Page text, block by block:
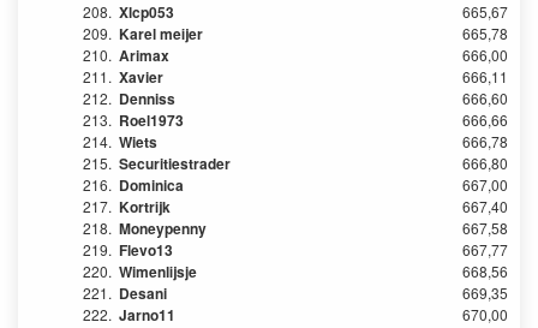
208. Xlcp053
665,67
209. Karel meijer
665,78
210. Arimax
666,00
211. Xavier
666,11
212. Denniss
666,60
213. Roel1973
666,66
214. Wiets
666,78
215. Securitiestrader
666,80
216. Dominica
667,00
217. Kortrijk
667,40
218. Moneypenny
667,58
219. Flevo13
667,77
220. Wimenlijsje
668,56
221. Desani
669,35
222. Jarno11
670,00